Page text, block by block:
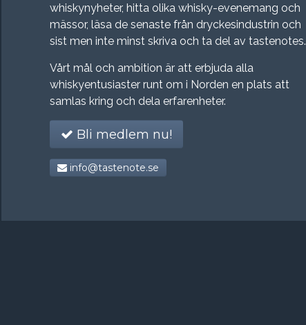
whiskynyheter, hitta olika whisky-evenemang och
mässor, läsa de senaste från dryckesindustrin och
sist men inte minst skriva och ta del av tastenotes.
Vårt mål och ambition är att erbjuda alla
whiskyentusiaster runt om i Norden en plats att
samlas kring och dela erfarenheter.
Bli medlem nu!
info@tastenote.se